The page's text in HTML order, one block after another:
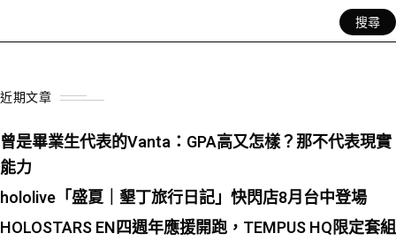
搜尋
近期文章
曾是畢業生代表的Vanta：GPA高又怎樣？那不代表現實
能力
hololive「盛夏｜墾丁旅行日記」快閃店8月台中登場
HOLOSTARS EN四週年應援開跑，TEMPUS HQ限定套組